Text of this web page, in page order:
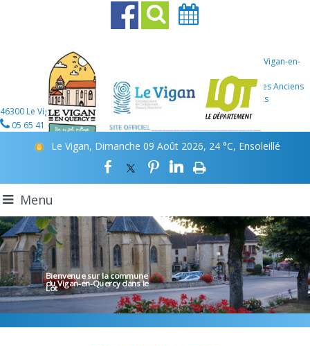
Mairie Le Vigan-en-
Quercy
107 Place des Anciens
Combattants
46300 Le Vigan-en-Quercy
05 65 41 12 46
Le Vigan, Dimanche 09 Août 2026, 24 °C, Ensoleillé
Menu
Bienvenue sur la commune
du Vigan-en-Quercydans le
Lot